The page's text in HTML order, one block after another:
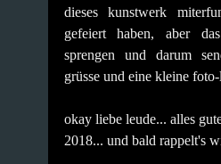
dieses kunstwerk
gefeiert haben, aber
sprengen und darum
grüsse und eine kleine
okay liebe leude... alles
2018... und bald rappelt's